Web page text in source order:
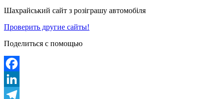
Шахрайський сайт з розіграшу автомобіля
Проверить другие сайты!
Поделиться с помощью
Facebook
LinkedIn